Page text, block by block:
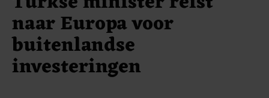
naar Europa voor
buitenlandse
investeringen